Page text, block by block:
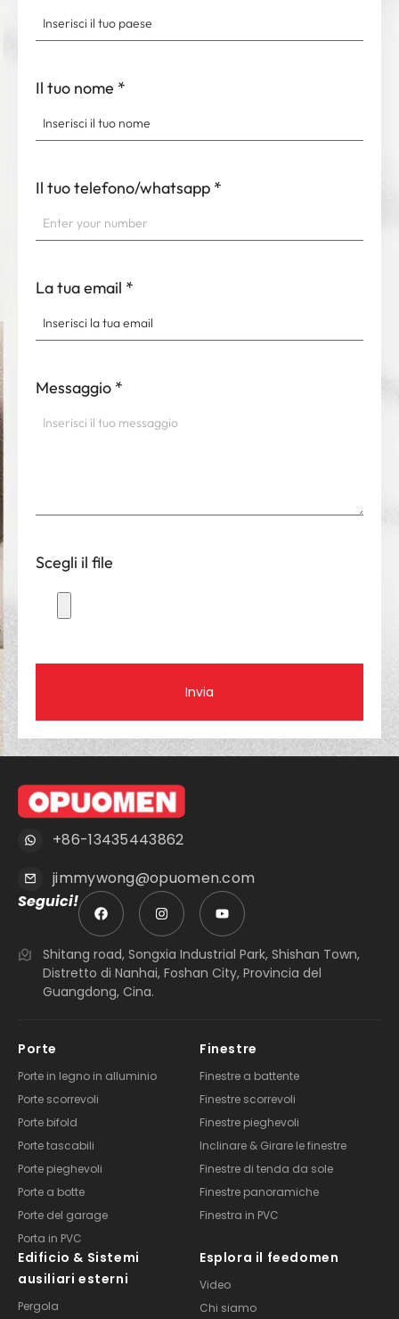
Il tuo nome *
Il tuo telefono/whatsapp *
La tua email *
Messaggio *
Scegli il file
Invia
+86-13435443862
jimmywong@opuomen.com
Seguici!
Shitang road, Songxia Industrial Park, Shishan Town,
Distretto di Nanhai, Foshan City, Provincia del
Guangdong, Cina.
Porte
Porte in legno in alluminio
Porte scorrevoli
Porte bifold
Porte tascabili
Porte pieghevoli
Porte a botte
Porte del garage
Porta in PVC
Finestre
Finestre a battente
Finestre scorrevoli
Finestre pieghevoli
Inclinare & Girare le finestre
Finestre di tenda da sole
Finestre panoramiche
Finestra in PVC
Edificio & Sistemi
ausiliari esterni
Pergola
Esplora il feedomen
Video
Chi siamo